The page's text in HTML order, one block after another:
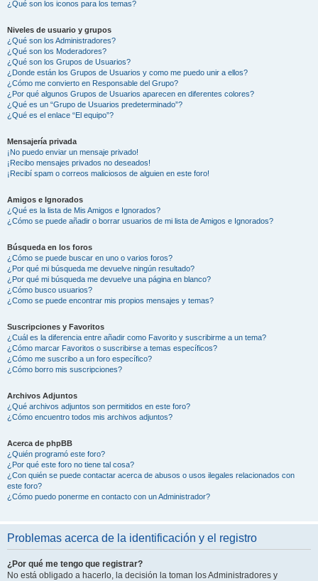
¿Qué son los iconos para los temas?
Niveles de usuario y grupos
¿Qué son los Administradores?
¿Qué son los Moderadores?
¿Qué son los Grupos de Usuarios?
¿Donde están los Grupos de Usuarios y como me puedo unir a ellos?
¿Cómo me convierto en Responsable del Grupo?
¿Por qué algunos Grupos de Usuarios aparecen en diferentes colores?
¿Qué es un “Grupo de Usuarios predeterminado”?
¿Qué es el enlace “El equipo”?
Mensajería privada
¡No puedo enviar un mensaje privado!
¡Recibo mensajes privados no deseados!
¡Recibí spam o correos maliciosos de alguien en este foro!
Amigos e Ignorados
¿Qué es la lista de Mis Amigos e Ignorados?
¿Cómo se puede añadir o borrar usuarios de mi lista de Amigos e Ignorados?
Búsqueda en los foros
¿Cómo se puede buscar en uno o varios foros?
¿Por qué mi búsqueda me devuelve ningún resultado?
¿Por qué mi búsqueda me devuelve una página en blanco?
¿Cómo busco usuarios?
¿Como se puede encontrar mis propios mensajes y temas?
Suscripciones y Favoritos
¿Cuál es la diferencia entre añadir como Favorito y suscribirme a un tema?
¿Cómo marcar Favoritos o suscribirse a temas específicos?
¿Cómo me suscribo a un foro específico?
¿Cómo borro mis suscripciones?
Archivos Adjuntos
¿Qué archivos adjuntos son permitidos en este foro?
¿Cómo encuentro todos mis archivos adjuntos?
Acerca de phpBB
¿Quién programó este foro?
¿Por qué este foro no tiene tal cosa?
¿Con quién se puede contactar acerca de abusos o usos ilegales relacionados con
este foro?
¿Cómo puedo ponerme en contacto con un Administrador?
Problemas acerca de la identificación y el registro
¿Por qué me tengo que registrar?
No está obligado a hacerlo, la decisión la toman los Administradores y